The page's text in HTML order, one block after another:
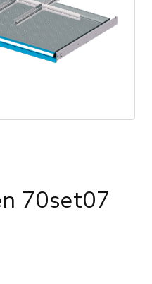
70set07